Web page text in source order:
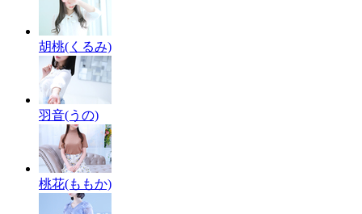
胡桃(くるみ)
羽音(うの)
桃花(ももか)